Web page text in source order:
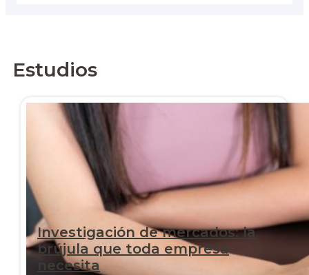
Estudios
Investigación de mercados: la
brújula que toda empresa
necesita